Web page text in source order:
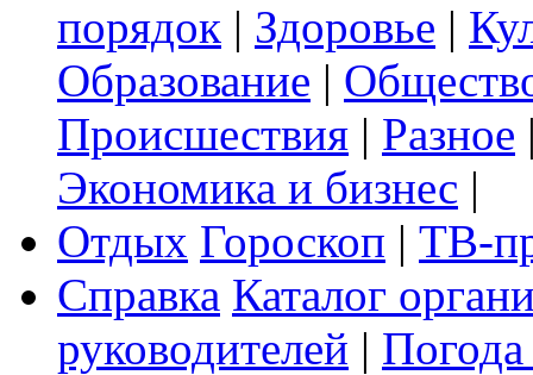
порядок | Здоровье |
Образование |
Происшествия | Разное
Экономика и бизнес |
Отдых Гороскоп | ТВ-
Справка Каталог
руководителей |